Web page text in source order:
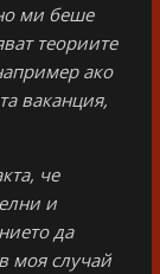
ми беше
теориите
ако
ваканция,
че
и
да
моя случай